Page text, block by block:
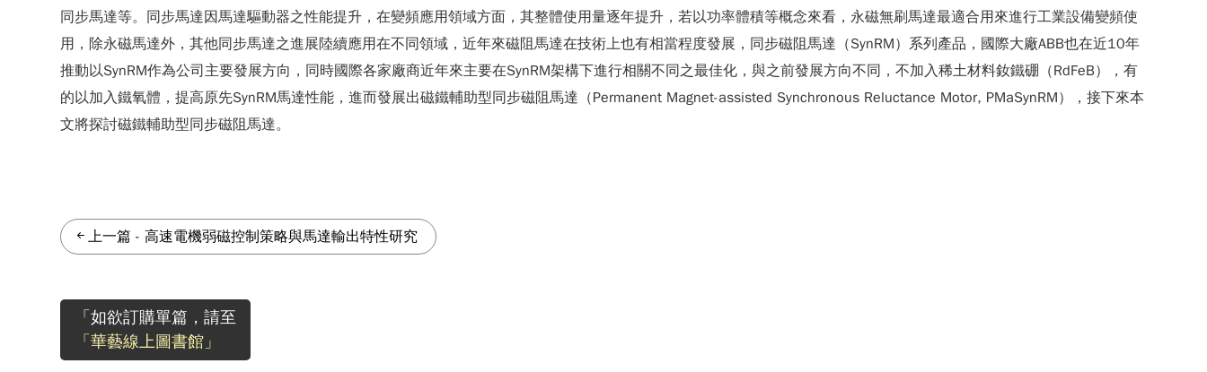
同步馬達等。同步馬達因馬達驅動器之性能提升，在變頻應用領域方面，其整體使用量逐年提升，若以功率體積等概念來看，永磁無刷馬達最適合用來進行工業設備變頻使
用，除永磁馬達外，其他同步馬達之進展陸續應用在不同領域，近年來磁阻馬達在技術上也有相當程度發展，同步磁阻馬達（SynRM）系列產品，國際大廠ABB也在近10年
推動以SynRM作為公司主要發展方向，同時國際各家廠商近年來主要在SynRM架構下進行相關不同之最佳化，與之前發展方向不同，不加入稀土材料釹鐵硼（RdFeB），有
的以加入鐵氧體，提高原先SynRM馬達性能，進而發展出磁鐵輔助型同步磁阻馬達（Permanent Magnet-assisted Synchronous Reluctance Motor, PMaSynRM），接下來本
文將探討磁鐵輔助型同步磁阻馬達。
上一篇 -高速電機弱磁控制策略與馬達輸出特性研究
「如欲訂購單篇，請至
「華藝線上圖書館」